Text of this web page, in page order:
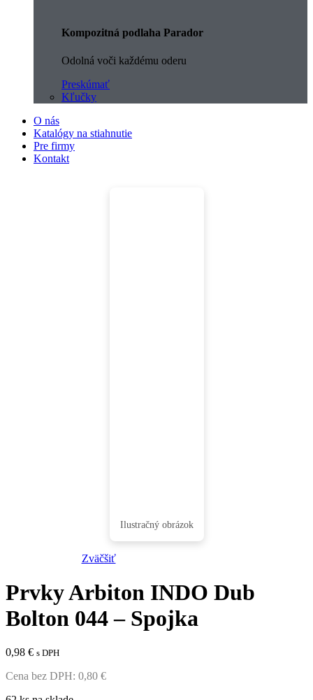
Kompozitná podlaha Parador
Odolná voči každému oderu
Preskúmať
Kľučky
O nás
Katalógy na stiahnutie
Pre firmy
Kontakt
Zväčšiť
Prvky Arbiton INDO Dub
Bolton 044 – Spojka
0,98 € s DPH
Cena bez DPH: 0,80 €